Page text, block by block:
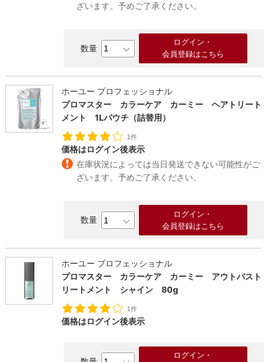
ざいます。予めご了承ください。
ログイン・
会員登録はこちら
ホーユー プロフェッショナル
プロマスター カラーケア カーミー ヘアトリート
メント 1Lパウチ（詰替用）
1件
価格はログイン後表示
在庫状況によっては当日発送できない可能性がご
ざいます。予めご了承ください。
ログイン・
会員登録はこちら
ホーユー プロフェッショナル
プロマスター カラーケア カーミー アウトバスト
リートメント シャイン 80g
1件
価格はログイン後表示
ログイン・